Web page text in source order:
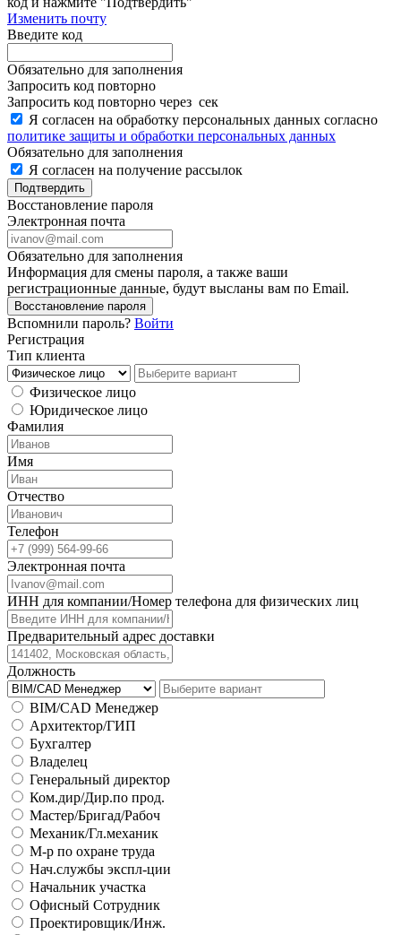
Изменить почту
Введите код
Обязательно для заполнения
Запросить код повторно
Запросить код повторно через сек
Я согласен на обработку персональных данных согласно
политике защиты и обработки персональных данных
Обязательно для заполнения
Я согласен на получение рассылок
Подтвердить
Восстановление пароля
Электронная почта
Обязательно для заполнения
Информация для смены пароля, а также ваши
регистрационные данные, будут высланы вам по Email.
Восстановление пароля
Вспомнили пароль? Войти
Регистрация
Тип клиента
Физическое лицо
Юридическое лицо
Фамилия
Имя
Отчество
Телефон
Электронная почта
ИНН для компании/Номер телефона для физических лиц
Предварительный адрес доставки
Должность
BIM/CAD Менеджер
Архитектор/ГИП
Бухгалтер
Владелец
Генеральный директор
Ком.дир/Дир.по прод.
Мастер/Бригад/Рабоч
Механик/Гл.механик
М-р по охране труда
Нач.службы экспл-ции
Начальник участка
Офисный Сотрудник
Проектировщик/Инж.